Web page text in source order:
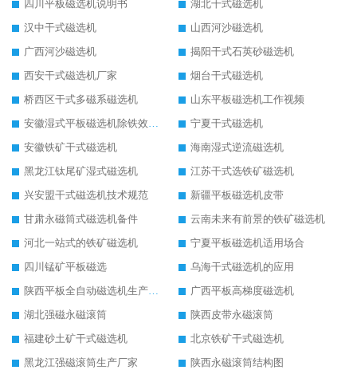
四川平板磁选机说明书
湖北干式磁选机
汉中干式磁选机
山西河沙磁选机
广西河沙磁选机
揭阳干式石英砂磁选机
西安干式磁选机厂家
烟台干式磁选机
桥西区干式多磁系磁选机
山东平板磁选机工作视频
安徽湿式平板磁选机除铁效果怎么样
宁夏干式磁选机
安徽铁矿干式磁选机
海南湿式逆流磁选机
黑龙江钛尾矿湿式磁选机
江苏干式选铁矿磁选机
兴安盟干式磁选机技术规范
新疆平板磁选机皮带
甘肃永磁筒式磁选机备件
云南未来有前景的铁矿磁选机
河北一站式的铁矿磁选机
宁夏平板磁选机适用场合
四川锰矿平板磁选
乌海干式磁选机的应用
陕西平板全自动磁选机生产厂家
广西平板高梯度磁选机
湖北强磁永磁滚筒
陕西皮带永磁滚筒
福建砂土矿干式磁选机
北京铁矿干式磁选机
黑龙江强磁滚筒生产厂家
陕西永磁滚筒结构图